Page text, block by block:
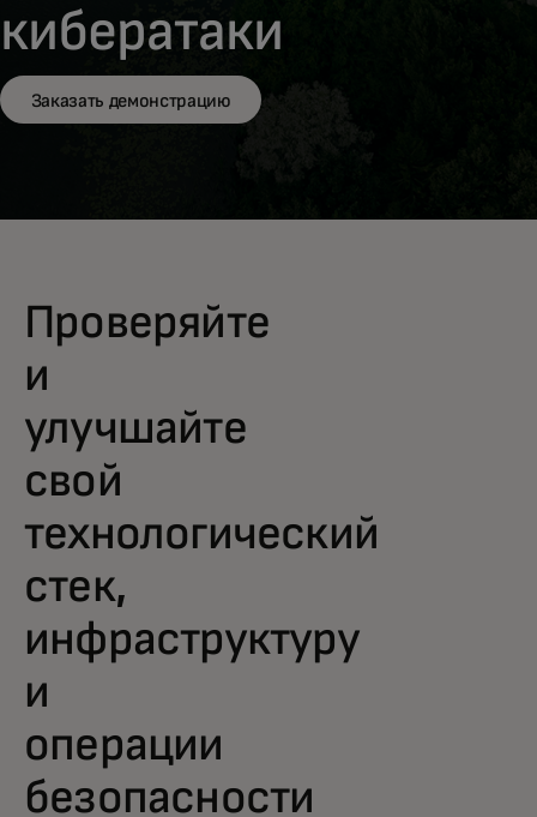
кибератаки
Заказать демонстрацию
Проверяйте
и
улучшайте
свой
технологический
стек,
инфраструктуру
и
операции
безопасности